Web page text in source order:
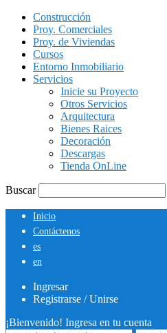
Construcción
Proy. Comerciales
Proy. de Viviendas
Cursos
Entorno Inmobiliario
Servicios
Inicie su Proyecto
Otros Servicios
Arquitectura
Bienes Raices
Decoración
Descargas
Tienda OnLine
Buscar
Inicio
Contáctenos
es
en
Ingresar
Registrarse / Unirse
¡Bienvenido! Ingresa en tu cuenta